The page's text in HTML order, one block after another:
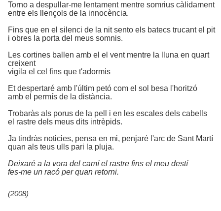
Torno a despullar-me lentament mentre somrius càlidament
entre els llençols de la innocència.
Fins que en el silenci de la nit sento els batecs trucant el pit
i obres la porta del meus somnis.
Les cortines ballen amb el el vent mentre la lluna en quart
creixent
vigila el cel fins que t'adormis
Et despertaré amb l'últim petó com el sol besa l'horitzó
amb el permís de la distància.
Trobaràs als porus de la pell i en les escales dels cabells
el rastre dels meus dits intrèpids.
Ja tindràs noticies, pensa en mi, penjaré l'arc de Sant Martí
quan als teus ulls pari la pluja.
Deixaré a la vora del camí el rastre fins el meu destí
fes-me un racó per quan retorni.
(2008)